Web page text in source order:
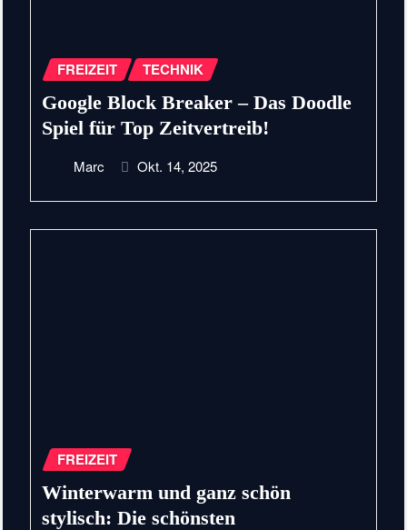
FREIZEIT TECHNIK
Google Block Breaker – Das Doodle
Spiel für Top Zeitvertreib!
Marc Okt. 14, 2025
FREIZEIT
Winterwarm und ganz schön
stylisch: Die schönsten